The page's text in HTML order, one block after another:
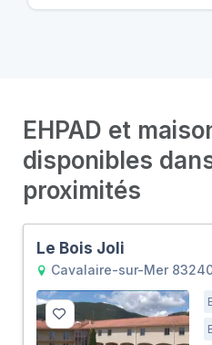
EHPAD et
disponibles
proximités
Le Bois Joli
Cavalaire-sur-Mer